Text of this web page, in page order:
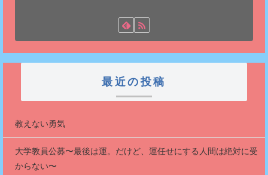
最近の投稿
教えない勇気
大学教員公募〜最後は運。だけど、運任せにする人間は絶対に受
からない〜